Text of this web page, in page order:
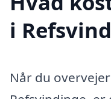
i
Når du